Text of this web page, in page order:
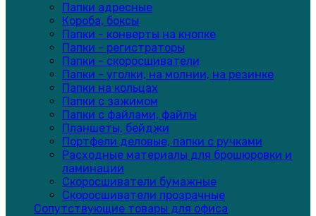
Папки адресные
Короба, боксы
Папки - конверты на кнопке
Папки - регистраторы
Папки - скоросшиватели
Папки - уголки, на молнии, на резинке
Папки на кольцах
Папки с зажимом
Папки с файлами, файлы
Планшеты, бейджи
Портфели деловые, папки с ручками
Расходные материалы для брошюровки и
ламинации
Скоросшиватели бумажные
Скоросшиватели прозрачные
Сопутствующие товары для офиса